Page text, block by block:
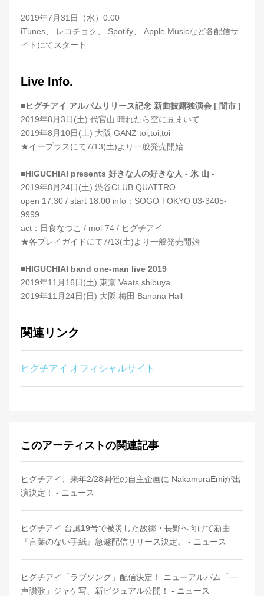
2019年7月31日（水）0:00
iTunes、 レコチョク、 Spotify、 Apple Musicなど各配信サ
イトにてスタート
Live Info.
■ヒグチアイ アルバムリリース記念 新曲披露独演会 [ 闇市 ]
2019年8月3日(土) 代官山 晴れたら空に豆まいて
2019年8月10日(土) 大阪 GANZ toi,toi,toi
★イープラスにて7/13(土)より一般発売開始
■HIGUCHIAI presents 好きな人の好きな人 - 氷 山 -
2019年8月24日(土) 渋谷CLUB QUATTRO
open 17:30 / start 18:00 info：SOGO TOKYO 03-3405-
9999
act：日食なつこ / mol-74 / ヒグチアイ
★各プレイガイドにて7/13(土)より一般発売開始
■HIGUCHIAI band one-man live 2019
2019年11月16日(土) 東京 Veats shibuya
2019年11月24日(日) 大阪 梅田 Banana Hall
関連リンク
ヒグチアイ オフィシャルサイト
このアーティストの関連記事
ヒグチアイ、来年2/28開催の自主企画に NakamuraEmiが出
演決定！ - ニュース
ヒグチアイ 台風19号で被災した故郷・長野へ向けて新曲
『言葉のない手紙』急遽配信リリース決定。 - ニュース
ヒグチアイ「ラブソング」配信決定！ ニューアルバム「一
声讃歌」ジャケ写、新ビジュアル公開！ - ニュース